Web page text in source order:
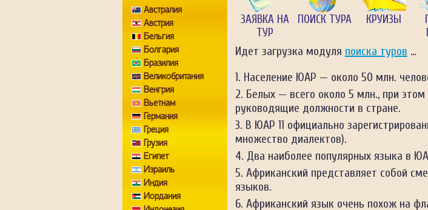
Австралия
Австрия
Бельгия
Болгария
Бразилия
Великобритания
Венгрия
Вьетнам
Германия
Греция
Грузия
Египет
Израиль
Индия
Иордания
ЗАЯВКА НА
ТУР
ПОИСК ТУРА КРУИЗЫ
Идет загрузка модуля поиска туров …
Население ЮАР — около 50 млн.
Белых — всего около 5 млн., при
руководящие должности в стране.
В ЮАР 11 официально
множество диалектов).
Два наиболее популярных языка в
Африканский представляет собой
языков.
Африканский язык очень похож на